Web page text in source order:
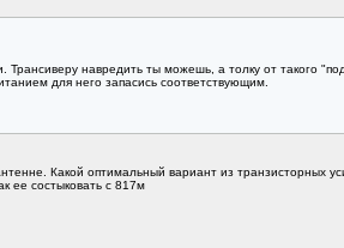
Трансиверу навредить ты можешь, а толку от такого
для него запасись соответствующим.
Какой оптимальный вариант из транзисторных
ее состыковать с 817м